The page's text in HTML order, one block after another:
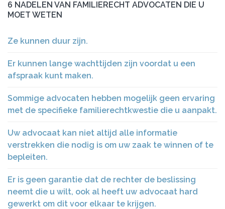
6 NADELEN VAN FAMILIERECHT ADVOCATEN DIE U
MOET WETEN
Ze kunnen duur zijn.
Er kunnen lange wachttijden zijn voordat u een
afspraak kunt maken.
Sommige advocaten hebben mogelijk geen ervaring
met de specifieke familierechtkwestie die u aanpakt.
Uw advocaat kan niet altijd alle informatie
verstrekken die nodig is om uw zaak te winnen of te
bepleiten.
Er is geen garantie dat de rechter de beslissing
neemt die u wilt, ook al heeft uw advocaat hard
gewerkt om dit voor elkaar te krijgen.